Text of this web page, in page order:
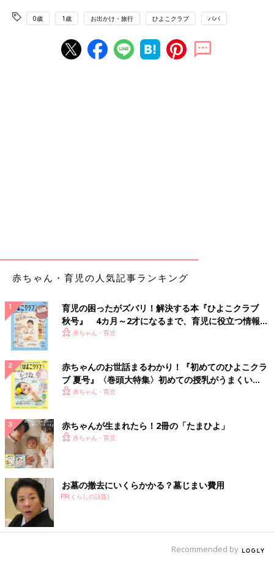
0歳 1歳 お出かけ・旅行 ひよこクラブ パパ
赤ちゃん・育児の人気記事ランキング
育児の困ったがズバリ！解決する本『ひよこクラブ
秋号』 4カ月～2才になるまで、育児に役立つ情報が
いっぱい！
赤ちゃん・育児
赤ちゃんのお世話まるわかり！『初めてのひよこクラ
ブ 夏号』〈巻頭大特集〉初めての授乳がうまくい
く！ おっぱい・ミルクの基本と夏のトラブル 解決テ
赤ちゃん・育児
赤ちゃんが生まれたら！2冊の「たまひよ」
赤ちゃん・育児
お墓の撤去にいくらかかる？墓じまい費用
PR(くらしの話題)
Recommended by